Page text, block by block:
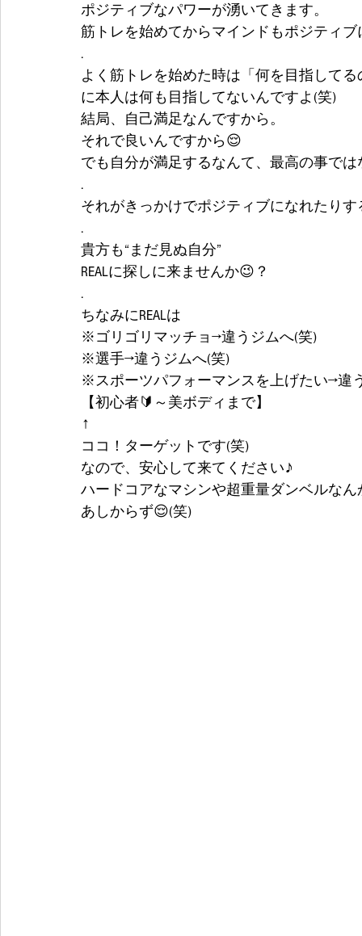
ポジティブなパワーが湧いてきます。
筋トレを始めてからマインドもポジティ
.
よく筋トレを始めた時は「何を目指して
に本人は何も目指してないんですよ(笑)
結局、自己満足なんですから。
それで良いんですから😌
でも自分が満足するなんて、最高の事で
.
それがきっかけでポジティブになれたり
.
貴方も“まだ見ぬ自分”
REALに探しに来ませんか😉？
.
ちなみにREALは
※ゴリゴリマッチョ→違うジムへ(笑)
※選手→違うジムへ(笑)
※スポーツパフォーマンスを上げたい→違
【初心者🔰～美ボディまで】
↑
ココ！ターゲットです(笑)
なので、安心して来てください♪
ハードコアなマシンや超重量ダンベルな
あしからず😌(笑)